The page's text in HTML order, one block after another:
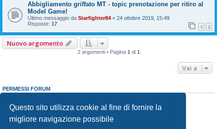
Questo sito utilizza cookie al fine di fornire la
migliore navigazione possibile
Abbigliamento griffato MT - topic prenotazione per ritiro al
Model Game!
Ultimo messaggio da Starfighter84 « 24 ottobre 2019, 15:49
Risposte: 17 1 2
Nuovo argomento
2 argomenti • Pagina 1 di 1
Vai a
PERMESSI FORUM
Non puoirispondere negli argomenti
Non puoimodificare i tuoi messaggi
Non puoicancellare i tuoi messaggi
Non puoi
inviare allegati